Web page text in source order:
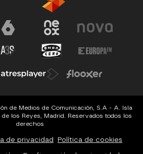
de Medios de Comunicación, S.A - A. Isla
de los Reyes, Madrid. Reservados todos los
derechos
de privacidad Política de cookies